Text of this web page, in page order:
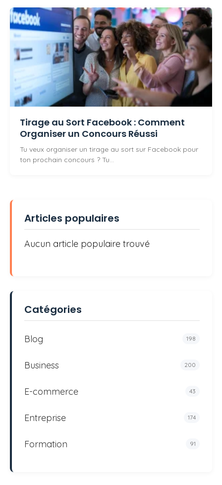
Tirage au Sort Facebook : Comment
Organiser un Concours Réussi
Tu veux organiser un tirage au sort sur Facebook pour
ton prochain concours ? Tu…
Articles populaires
Aucun article populaire trouvé
Catégories
Blog 198
Business 200
E-commerce 43
Entreprise 174
Formation 91